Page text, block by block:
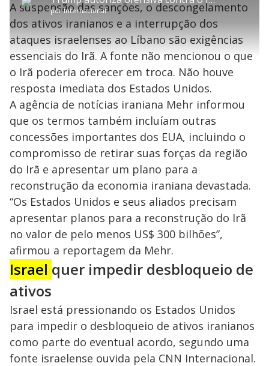
l
a
y
V
i
d
e
o
porInternacional
a
r
0
s
e
g
n
d
s
ç
a
1
0
s
e
u
n
o
s
M
u
d
o
.
1
%
t
l
s
s
c
e
e
n
a
r
a
A suspensão das sanções, o descongelamento
dos ativos iranianos e a interrupção dos
ataques israelenses ao Líbano são exigências
essenciais do Irã. A fonte não mencionou o que
o Irã poderia oferecer em troca. Não houve
resposta imediata dos Estados Unidos.
A agência de notícias iraniana Mehr informou
que os termos também incluíam outras
concessões importantes dos EUA, incluindo o
compromisso de retirar suas forças da região
do Irã e apresentar um plano para a
reconstrução da economia iraniana devastada.
“Os Estados Unidos e seus aliados precisam
apresentar planos para a reconstrução do Irã
no valor de pelo menos US$ 300 bilhões”,
afirmou a reportagem da Mehr.
Israel quer impedir desbloqueio de
ativos
Israel está pressionando os Estados Unidos
para impedir o desbloqueio de ativos iranianos
como parte do eventual acordo, segundo uma
fonte israelense ouvida pela CNN Internacional.